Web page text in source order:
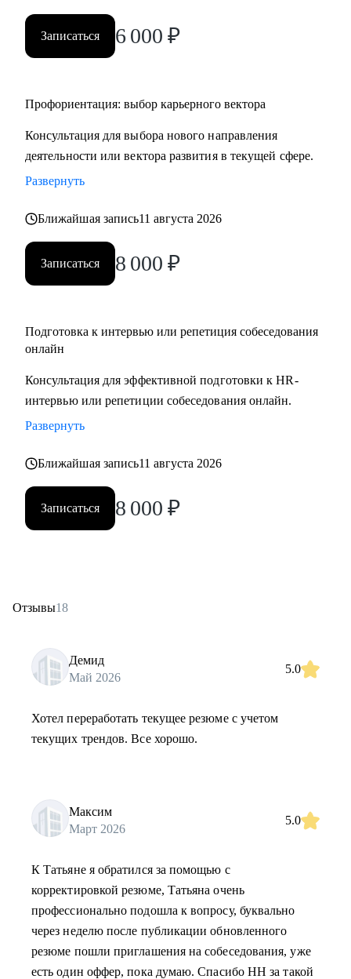
• HR и рекрутерам
• Специалистам в продажах и развитии бизнеса
Записаться 6 000 ₽
Профориентация: выбор карьерного вектора
Консультация для выбора нового направления
деятельности или вектора развития в текущей сфере.
Развернуть
Ближайшая запись11 августа 2026
Записаться 8 000 ₽
Подготовка к интервью или репетиция собеседования
онлайн
Консультация для эффективной подготовки к HR-
интервью или репетиции собеседования онлайн.
Развернуть
Ближайшая запись11 августа 2026
Записаться 8 000 ₽
Отзывы18
Демид
Май 2026
5.0
Хотел переработать текущее резюме с учетом
текущих трендов. Все хорошо.
Максим
Март 2026
5.0
К Татьяне я обратился за помощью с
корректировкой резюме, Татьяна очень
профессионально подошла к вопросу, буквально
через неделю после публикации обновленного
резюме пошли приглашения на собеседования, уже
есть один оффер, пока думаю. Спасибо HH за такой